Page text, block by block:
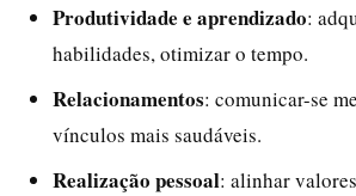
Produtividade e aprendizado:
habilidades, otimizar o tempo.
Relacionamentos: comunicar-se
vínculos mais saudáveis.
Realização pessoal: alinhar